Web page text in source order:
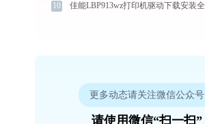
10
更多动态请关注微信公众号
请使用微信“扫一扫”